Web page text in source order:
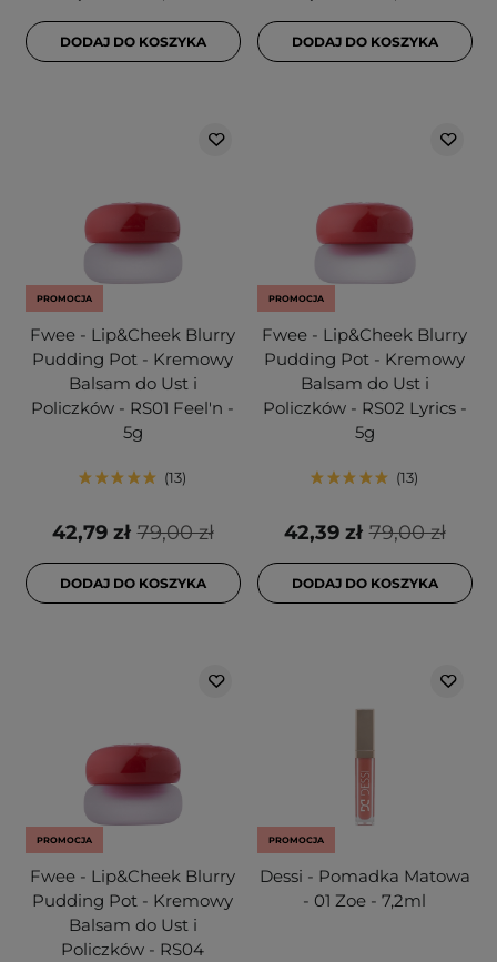
DODAJ DO KOSZYKA DODAJ DO KOSZYKA
PROMOCJA
Fwee - Lip&Cheek Blurry
Pudding Pot - Kremowy
Balsam do Ust i
Policzków - RS01 Feel'n -
5g
13
79,00 zł
42,79 zł
DODAJ DO KOSZYKA
PROMOCJA
Fwee - Lip&Cheek Blurry
Pudding Pot - Kremowy
Balsam do Ust i
Policzków - RS02 Lyrics -
5g
13
79,00 zł
42,39 zł
DODAJ DO KOSZYKA
PROMOCJA
Fwee - Lip&Cheek Blurry
Pudding Pot - Kremowy
Balsam do Ust i
Policzków - RS04
PROMOCJA
Dessi - Pomadka Matowa
- 01 Zoe - 7,2ml